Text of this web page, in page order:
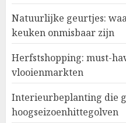
Natuurlijke geurtjes:
keuken onmisbaar zijn
Herfstshopping: must-
vlooienmarkten
Interieurbeplanting die
hoogseizoenhittegolven